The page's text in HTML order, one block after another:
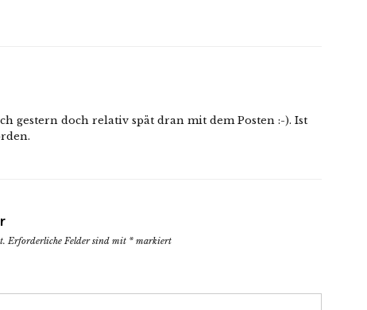
gestern doch relativ spät dran mit dem Posten :-). Ist
Erforderliche Felder sind mit * markiert